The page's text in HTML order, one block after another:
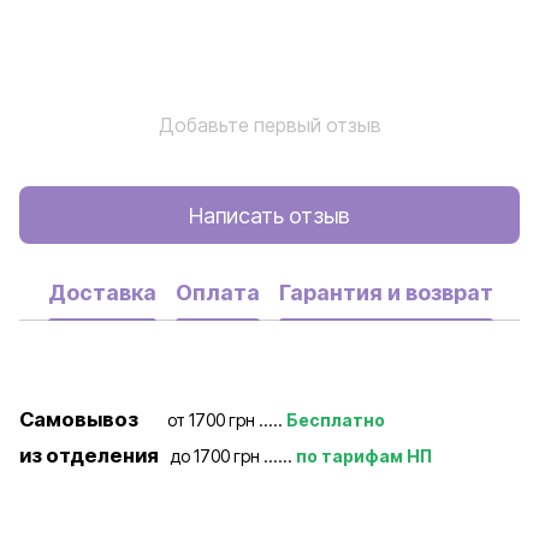
Добавьте первый отзыв
Написать отзыв
Доставка Оплата Гарантия и возврат
Самовывоз от 1700 грн ..... Бесплатно
из отделения до 1700 грн ...... по тарифам НП